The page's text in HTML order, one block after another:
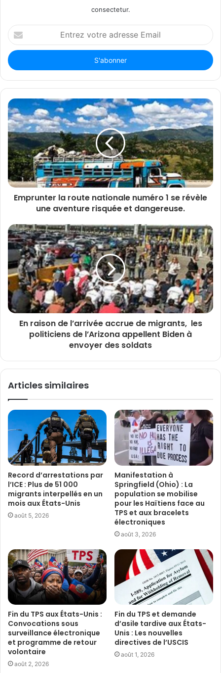
consectetur.
Entrez
votre
adresse
Email
Emprunter la route nationale numéro 1 se révèle
une aventure risquée et dangereuse.
En raison de l’arrivée accrue de migrants, les
politiciens de l’Arizona appellent Biden à
envoyer des soldats
Articles similaires
Record d’arrestations par
l’ICE : Plus de 51 000
migrants interpellés en un
mois aux États-Unis
août 5, 2026
Manifestation à
Springfield (Ohio) : La
population se mobilise
pour les Haïtiens face au
TPS et aux bracelets
électroniques
août 3, 2026
Fin du TPS aux États-Unis :
Convocations sous
surveillance électronique
et programme de retour
volontaire
août 2, 2026
Fin du TPS et demande
d’asile tardive aux États-
Unis : Les nouvelles
directives de l’USCIS
août 1, 2026